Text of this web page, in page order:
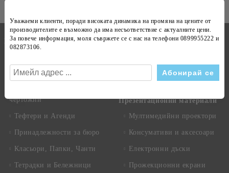
Канцеларски материали
Хартиени продукти
чертожни
Тефтери и Агенди
Принадлежности за бюро
Класьори, Папки, Чанти
Тетрадки и Бележници
Бележници
Рекламни сувенири
Календари
Презентационни материали
Мултимедийни проектори
Консумативи и аксесоари
Електронни дъски
Прожекционни екрани
Уважаеми клиенти, поради високата динамика на промяна на цените от
производителите е възможно да има несъответствие с актуалните цени.
За повече информация, моля съвржете се с нас на телефони 0899955222 и
082873106.